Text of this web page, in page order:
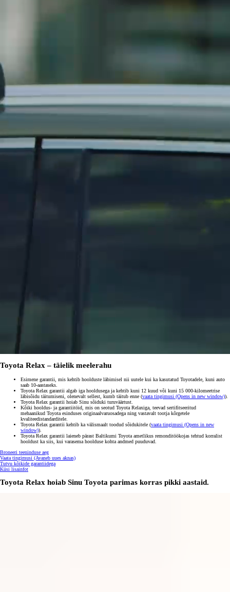
Toyota Relax – täielik meelerahu
Esimene garantii, mis kehtib hoolduste läbimisel nii uutele kui ka kasutatud Toyotadele, kuni auto
saab 10-aastaseks.
Toyota Relax garantii algab iga hooldusega ja kehtib kuni 12 kuud või kuni 15 000-kilomeetrise
läbisõidu täitumiseni, olenevalt sellest, kumb täitub enne (vaata tingimusi (Opens in new window)).
Toyota Relax garantii hoiab Sinu sõiduki turuväärtust.
Kõiki hooldus- ja garantiitöid, mis on seotud Toyota Relaxiga, teevad sertifitseeritud
mehaanikud Toyota esinduses originaalvaruosadega ning vastavalt tootja kõrgetele
kvaliteedistandarditele.
Toyota Relax garantii kehtib ka välismaalt toodud sõidukitele (vaata tingimusi (Opens in new
window)).
Toyota Relax garantii laieneb pärast Baltikumi Toyota ametlikus remonditöökojas tehtud korralist
hooldust ka siis, kui varasema hoolduse kohta andmed puuduvad.
Broneeri teeninduse aeg
Vaata tingimusi (Avaneb uues aknas)
Tutvu kõikide garantiidega
Küsi lisainfot
Toyota Relax hoiab Sinu Toyota parimas korras pikki aastaid.